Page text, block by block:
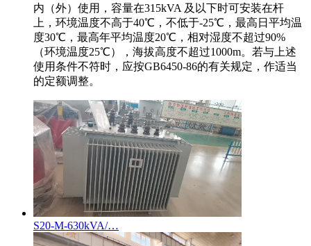
内（外）使用，容量在315kVA 及以下时可安装在杆
上，环境温度不高于40℃，不低于-25℃，最高日平均温
度30℃，最高年平均温度20℃，相对湿度不超过90%
（环境温度25℃），海拔高度不超过1000m。若与上述
使用条件不符时，应按GB6450-86的有关规定，作适当
的定额调整。
S20-M-630kVA/…